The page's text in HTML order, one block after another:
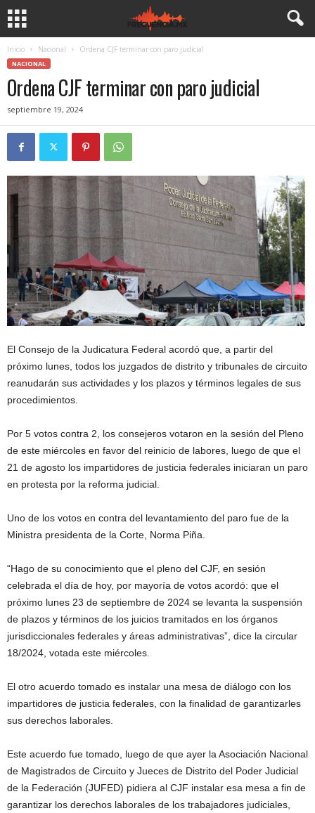
Inicio Nacional Ordena CJF terminar con paro judicial
NACIONAL
Ordena CJF terminar con paro judicial
septiembre 19, 2024
El Consejo de la Judicatura Federal acordó que, a partir del
próximo lunes, todos los juzgados de distrito y tribunales de circuito
reanudarán sus actividades y los plazos y términos legales de sus
procedimientos.
Por 5 votos contra 2, los consejeros votaron en la sesión del Pleno
de este miércoles en favor del reinicio de labores, luego de que el
21 de agosto los impartidores de justicia federales iniciaran un paro
en protesta por la reforma judicial.
Uno de los votos en contra del levantamiento del paro fue de la
Ministra presidenta de la Corte, Norma Piña.
“Hago de su conocimiento que el pleno del CJF, en sesión
celebrada el día de hoy, por mayoría de votos acordó: que el
próximo lunes 23 de septiembre de 2024 se levanta la suspensión
de plazos y términos de los juicios tramitados en los órganos
jurisdiccionales federales y áreas administrativas”, dice la circular
18/2024, votada este miércoles.
El otro acuerdo tomado es instalar una mesa de diálogo con los
impartidores de justicia federales, con la finalidad de garantizarles
sus derechos laborales.
Este acuerdo fue tomado, luego de que ayer la Asociación Nacional
de Magistrados de Circuito y Jueces de Distrito del Poder Judicial
de la Federación (JUFED) pidiera al CJF instalar esa mesa a fin de
garantizar los derechos laborales de los trabajadores judiciales,